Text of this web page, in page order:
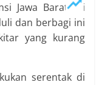
Jawa Barat ini
dan berbagi ini
yang kurang
serentak di